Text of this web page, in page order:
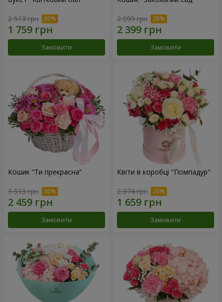
2 513 грн
Замовити
2 999 грн
Замовити
Кошик “Ти прекрасна”
3 513 грн
Замовити
Квіти в коробці "Помпадур"
2 074 грн
Замовити